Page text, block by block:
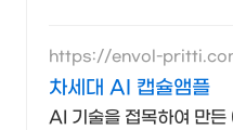
https://envol-
차세대 AI 캡슐앰플
AI 기술을 접목하여 만든